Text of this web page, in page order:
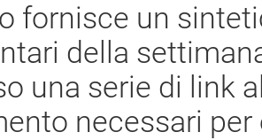
fornisce un
della
una serie di link
necessari